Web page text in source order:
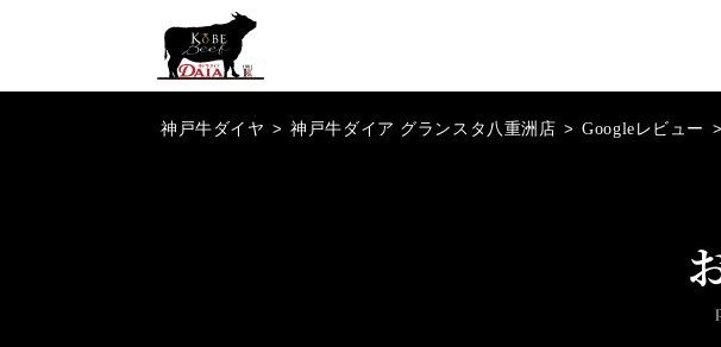
神戸牛ダイヤ > 神戸牛ダイア グランスタ八重洲店 > Googleレビュー >